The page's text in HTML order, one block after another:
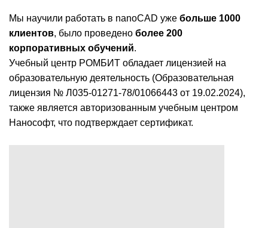
Мы научили работать в nanoCAD уже больше 1000
клиентов, было проведено более 200
корпоративных обучений.
Учебный центр РОМБИТ обладает лицензией на
образовательную деятельность (Образовательная
лицензия № Л035-01271-78/01066443 от 19.02.2024),
также является авторизованным учебным центром
Нанософт, что подтверждает сертификат.